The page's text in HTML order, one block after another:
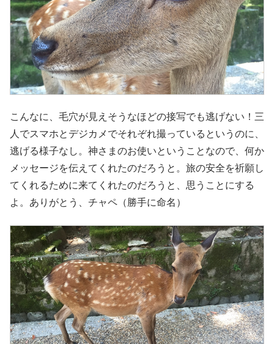
こんなに、毛穴が見えそうなほどの接写でも逃げない！三
人でスマホとデジカメでそれぞれ撮っているというのに、
逃げる様子なし。神さまのお使いということなので、何か
メッセージを伝えてくれたのだろうと。旅の安全を祈願し
てくれるために来てくれたのだろうと、思うことにする
よ。ありがとう、チャペ（勝手に命名）